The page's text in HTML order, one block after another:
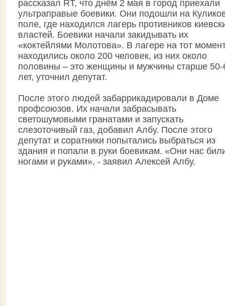
рассказал RT, что днём 2 мая в город приехали
ультраправые боевики. Они подошли на
поле, где находился лагерь противников
властей. Боевики начали закидывать их
«коктейлями Молотова». В лагере на тот
находились около 200 человек, из них около
половины – это женщины и мужчины старше 50-
лет, уточнил депутат.
После этого людей забаррикадировали в Доме
профсоюзов. Их начали забрасывать
светошумовыми гранатами и запускать
слезоточивый газ, добавил Албу. После этого
депутат и соратники попытались выбраться из
здания и попали в руки боевикам. «Они нас
ногами и руками», - заявил Алексей Албу.